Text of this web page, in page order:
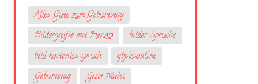
Alles Gute zum Geburtstag
Bildergrüße mit Herzღ
bilder Sprüche
bild kostenlos spruch
gbpicsonline
Geburtstag
Gute Nacht